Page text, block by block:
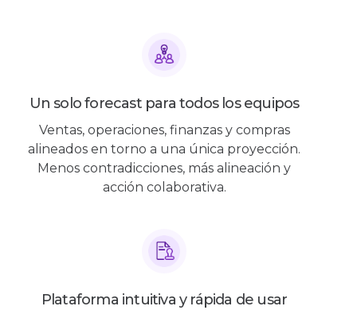
Un solo forecast para todos los equipos
Ventas, operaciones, finanzas y compras
alineados en torno a una única proyección.
Menos contradicciones, más alineación y
acción colaborativa.
Plataforma intuitiva y rápida de usar